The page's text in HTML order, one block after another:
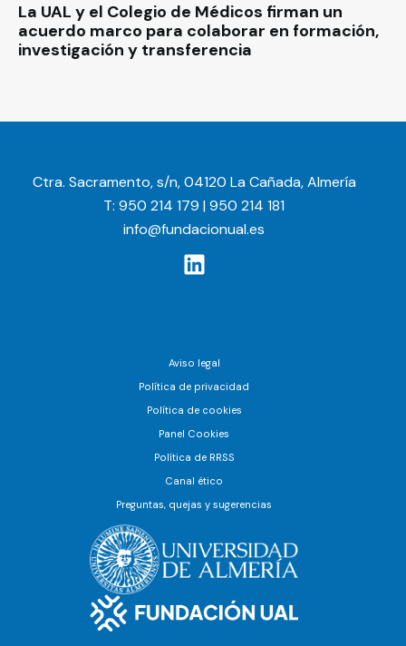
La UAL y el Colegio de Médicos firman un
acuerdo marco para colaborar en formación,
investigación y transferencia
Ctra. Sacramento, s/n, 04120 La Cañada, Almería
T: 950 214 179 | 950 214 181
info@fundacionual.es
Aviso legal
Política de privacidad
Política de cookies
Panel Cookies
Política de RRSS
Canal ético
Preguntas, quejas y sugerencias